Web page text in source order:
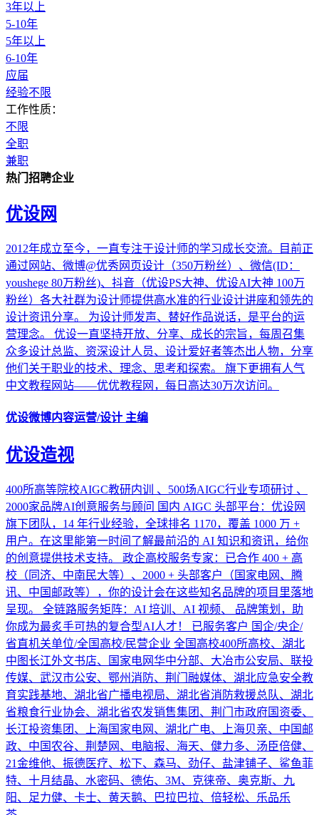
3年以上
5-10年
5年以上
6-10年
应届
经验不限
工作性质：
不限
全职
兼职
热门招聘企业
优设网
2012年成立至今，一直专注于设计师的学习成长交流。目前正
通过网站、微博@优秀网页设计（350万粉丝）、微信(ID：
youshege 80万粉丝)、抖音（优设PS大神、优设AI大神 100万
粉丝）各大社群为设计师提供高水准的行业设计讲座和领先的
设计资讯分享。 为设计师发声、替好作品说话，是平台的运
营理念。 优设一直坚持开放、分享、成长的宗旨，每周召集
众多设计总监、资深设计人员、设计爱好者等杰出人物，分享
他们关于职业的技术、理念、思考和探索。 旗下更拥有人气
中文教程网站——优优教程网，每日高达30万次访问。
优设微博内容运营/设计 主编
优设造视
400所高等院校AIGC教研内训 、500场AIGC行业专项研讨 、
2000家品牌AI创意服务与顾问 国内 AIGC 头部平台：优设网
旗下团队，14 年行业经验，全球排名 1170，覆盖 1000 万 +
用户。在这里能第一时间了解最前沿的 AI 知识和资讯，给你
的创意提供技术支持。 政企高校服务专家：已合作 400 + 高
校（同济、中南民大等）、2000 + 头部客户（国家电网、腾
讯、中国邮政等），你的设计会在这些知名品牌的项目里落地
呈现。 全链路服务矩阵：AI 培训、AI 视频、 品牌策划，助
你成为最炙手可热的复合型AI人才！ 已服务客户 国企/央企/
省直机关单位/全国高校/民营企业 全国高校400所高校、湖北
中图长江外文书店、国家电网华中分部、大冶市公安局、联投
传媒、武汉市公安、鄂州消防、荆门融媒体、湖北应急安全教
育实践基地、湖北省广播电视局、湖北省消防救援总队、湖北
省粮食行业协会、湖北省农发销售集团、荆门市政府国资委、
长江投资集团、上海国家电网、湖北广电、上海贝亲、中国邮
政、中国农谷、荆楚网、电脑报、海天、健力多、汤臣倍健、
21金维他、振德医疗、松下、森马、劲仔、盐津铺子、鲨鱼菲
特、十月结晶、水密码、德佑、3M、克徕帝、奥克斯、九
阳、足力健、卡士、黄天鹅、巴拉巴拉、倍轻松、乐品乐